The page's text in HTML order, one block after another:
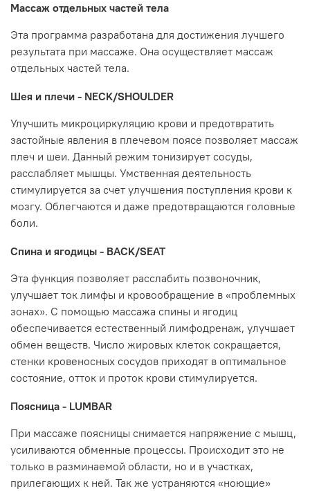
Массаж отдельных частей тела
Эта программа разработана для достижения лучшего
результата при массаже. Она осуществляет массаж
отдельных частей тела.
Шея и плечи - NECK/SHOULDER
Улучшить микроциркуляцию крови и предотвратить
застойные явления в плечевом поясе позволяет массаж
плеч и шеи. Данный режим тонизирует сосуды,
расслабляет мышцы. Умственная деятельность
стимулируется за счет улучшения поступления крови к
мозгу. Облегчаются и даже предотвращаются головные
боли.
Спина и ягодицы - BACK/SEAT
Эта функция позволяет расслабить позвоночник,
улучшает ток лимфы и кровообращение в «проблемных
зонах». С помощью массажа спины и ягодиц
обеспечивается естественный лимфодренаж, улучшает
обмен веществ. Число жировых клеток сокращается,
стенки кровеносных сосудов приходят в оптимальное
состояние, отток и проток крови стимулируется.
Поясница - LUMBAR
При массаже поясницы снимается напряжение с мышц,
усиливаются обменные процессы. Происходит это не
только в разминаемой области, но и в участках,
прилегающих к ней. Так же устраняются «ноющие»